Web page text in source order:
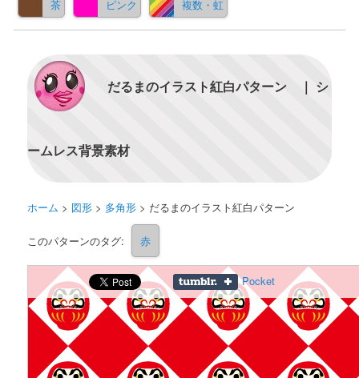
茶 ピンク 複数・虹
だるまのイラスト紅白パターン ｜ シ
ームレス背景素材
ホーム > 図形 > 多角形 > だるまのイラスト紅白パターン
このパターンのタグ: 赤
Pocket